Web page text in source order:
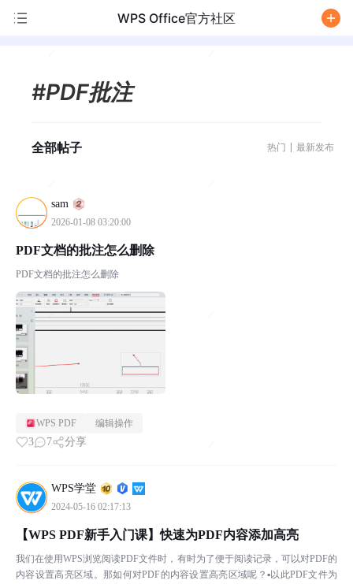
WPS Office官方社区
#PDF批注
全部帖子 热门 最新发布
sam
2026-01-08 03:20:00
PDF文档的批注怎么删除
PDF文档的批注怎么删除
WPS PDF 编辑操作
3 7 分享
WPS学堂
2024-05-16 02:17:13
【WPS PDF新手入门课】快速为PDF内容添加高亮
我们在使用WPS浏览阅读PDF文件时，有时为了便于阅读记录，可以对PDF的
内容设置高亮区域。那如何对PDF的内容设置高亮区域呢？▪以此PDF文件为